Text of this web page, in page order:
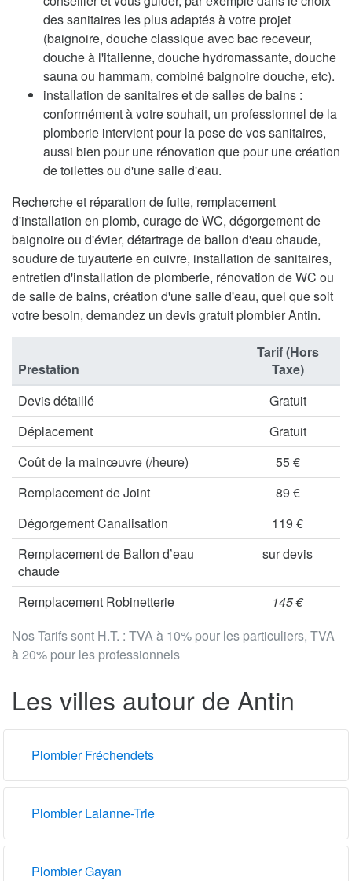
des sanitaires les plus adaptés à votre projet
(baignoire, douche classique avec bac receveur,
douche à l'italienne, douche hydromassante, douche
sauna ou hammam, combiné baignoire douche, etc).
installation de sanitaires et de salles de bains :
conformément à votre souhait, un professionnel de la
plomberie intervient pour la pose de vos sanitaires,
aussi bien pour une rénovation que pour une création
de toilettes ou d'une salle d'eau.
Recherche et réparation de fuite, remplacement
d'installation en plomb, curage de WC, dégorgement de
baignoire ou d'évier, détartrage de ballon d'eau chaude,
soudure de tuyauterie en cuivre, installation de sanitaires,
entretien d'installation de plomberie, rénovation de WC ou
de salle de bains, création d'une salle d'eau, quel que soit
votre besoin, demandez un devis gratuit plombier Antin.
Nos Tarifs sont H.T. : TVA à 10% pour les particuliers, TVA
à 20% pour les professionnels
Prestation
Tarif (Hors
Taxe)
Devis détaillé
Gratuit
Déplacement
Gratuit
Coût de la mainœuvre (/heure)
55 €
Remplacement de Joint
89 €
Dégorgement Canalisation
119 €
Remplacement de Ballon d’eau
chaude
sur devis
Remplacement Robinetterie 145 €
Les villes autour de Antin
Plombier Fréchendets
Plombier Lalanne-Trie
Plombier Gayan